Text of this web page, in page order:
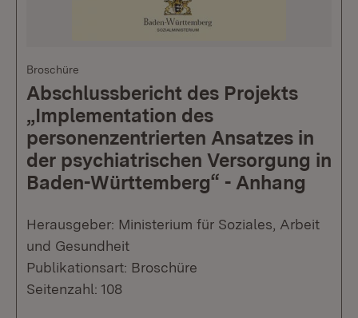
Broschüre
Abschlussbericht des Projekts
„Implementation des
personenzentrierten Ansatzes in
der psychiatrischen Versorgung in
Baden-Württemberg“ - Anhang
Herausgeber: Ministerium für Soziales, Arbeit
und Gesundheit
Publikationsart: Broschüre
Seitenzahl: 108